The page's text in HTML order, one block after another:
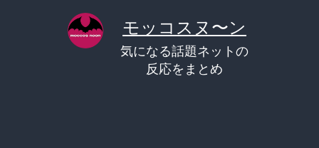
モッコスヌ〜ン
気になる話題ネットの
反応をまとめ